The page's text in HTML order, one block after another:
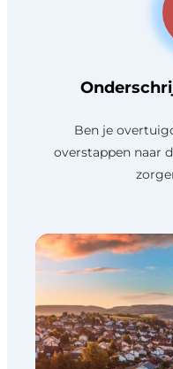
Ben je
overstappen naar